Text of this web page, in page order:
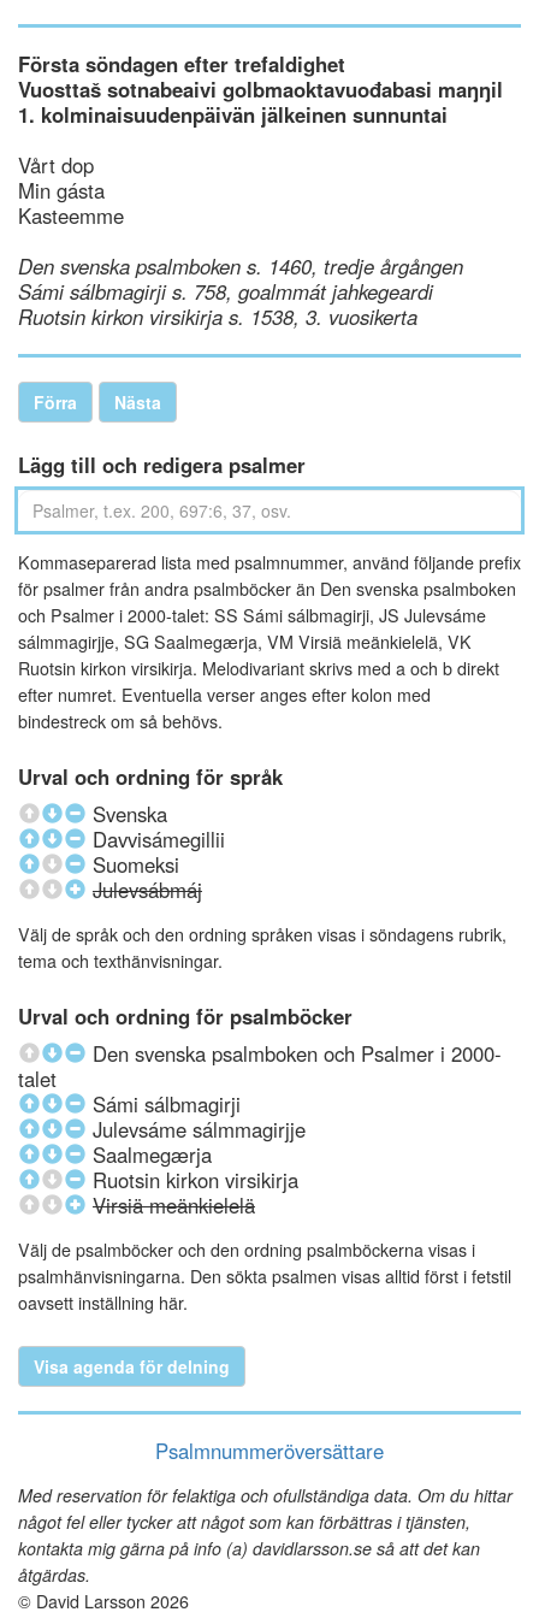
Första söndagen efter trefaldighet
Vuosttaš sotnabeaivi golbmaoktavuođabasi maŋŋil
1. kolminaisuudenpäivän jälkeinen sunnuntai
Vårt dop
Min gásta
Kasteemme
Den svenska psalmboken s. 1460, tredje årgången
Sámi sálbmagirji s. 758, goalmmát jahkegeardi
Ruotsin kirkon virsikirja s. 1538, 3. vuosikerta
Förra Nästa
Lägg till och redigera psalmer
Kommaseparerad lista med psalmnummer, använd följande prefix
för psalmer från andra psalmböcker än Den svenska psalmboken
och Psalmer i 2000-talet: SS Sámi sálbmagirji, JS Julevsáme
sálmmagirjje, SG Saalmegærja, VM Virsiä meänkielelä, VK
Ruotsin kirkon virsikirja. Melodivariant skrivs med a och b direkt
efter numret. Eventuella verser anges efter kolon med
bindestreck om så behövs.
Urval och ordning för språk
Svenska
Davvisámegillii
Suomeksi
Julevsábmáj
Välj de språk och den ordning språken visas i söndagens rubrik,
tema och texthänvisningar.
Urval och ordning för psalmböcker
Den svenska psalmboken och Psalmer i 2000-
talet
Sámi sálbmagirji
Julevsáme sálmmagirjje
Saalmegærja
Ruotsin kirkon virsikirja
Virsiä meänkielelä
Välj de psalmböcker och den ordning psalmböckerna visas i
psalmhänvisningarna. Den sökta psalmen visas alltid först i fetstil
oavsett inställning här.
Visa agenda för delning
Psalmnummeröversättare
Med reservation för felaktiga och ofullständiga data. Om du hittar
något fel eller tycker att något som kan förbättras i tjänsten,
kontakta mig gärna på info (a) davidlarsson.se så att det kan
åtgärdas.
© David Larsson 2026